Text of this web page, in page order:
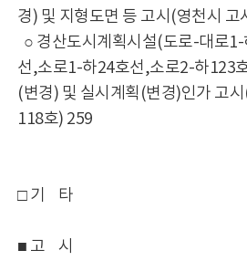
경) 및 지형도면 등 고시(영천시
○ 경산도시계획시설(도로-대로
선,소로1-하24호선,소로2-하123
(변경) 및 실시계획(변경)인가 고
118호) 259
□ 기 타
■ 고 시